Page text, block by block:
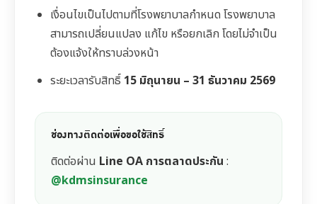
เงื่อนไขเป็นไปตามที่โรงพยาบาลกำหนด โรงพยาบาล
สามารถเปลี่ยนแปลง แก้ไข หรือยกเลิก โดยไม่จำเป็น
ต้องแจ้งให้ทราบล่วงหน้า
ระยะเวลารับสิทธิ์ 15 มิถุนายน – 31 ธันวาคม 2569
ช่องทางติดต่อเพื่อขอใช้สิทธิ์
ติดต่อผ่าน Line OA การตลาดประกัน :
@kdmsinsurance